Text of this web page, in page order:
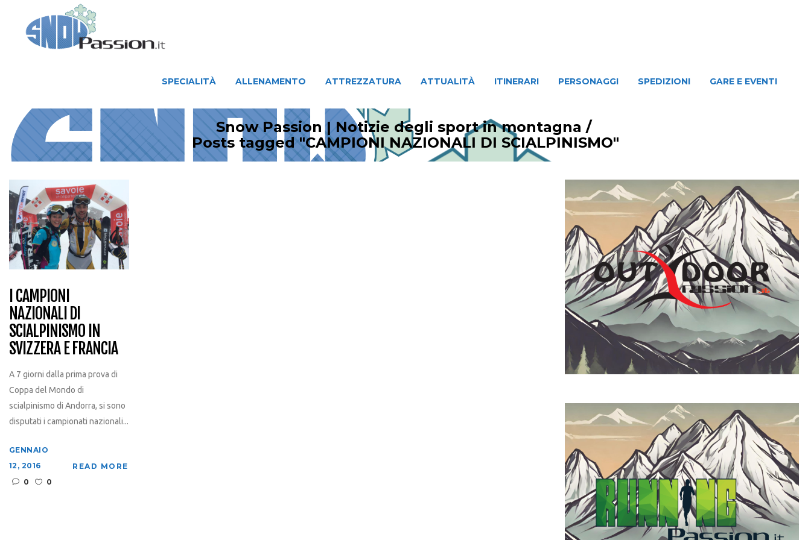
SPECIALITÀ ALLENAMENTO ATTREZZATURA ATTUALITÀ ITINERARI PERSONAGGI SPEDIZIONI GARE E EVENTI
Snow Passion | Notizie degli sport in montagna /
Posts tagged "CAMPIONI NAZIONALI DI SCIALPINISMO"
I CAMPIONI
NAZIONALI DI
SCIALPINISMO IN
SVIZZERA E FRANCIA
A 7 giorni dalla prima prova di
Coppa del Mondo di
scialpinismo di Andorra, si sono
disputati i campionati nazionali...
GENNAIO
12, 2016
0
0
READ MORE